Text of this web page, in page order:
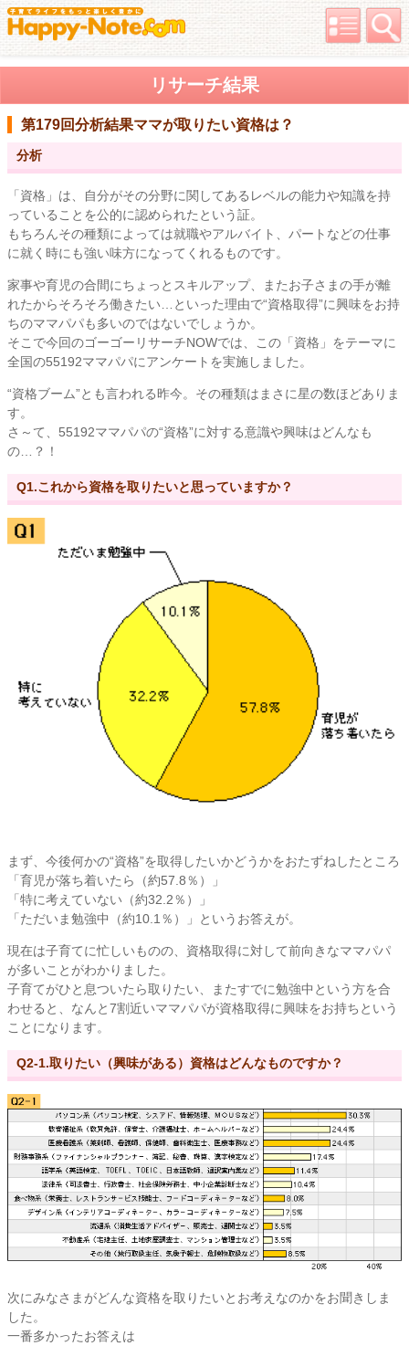
リサーチ結果
第179回分析結果ママが取りたい資格は？
分析
「資格」は、自分がその分野に関してあるレベルの能力や知識を持
っていることを公的に認められたという証。
もちろんその種類によっては就職やアルバイト、パートなどの仕事
に就く時にも強い味方になってくれるものです。
家事や育児の合間にちょっとスキルアップ、またお子さまの手が離
れたからそろそろ働きたい…といった理由で“資格取得”に興味をお持
ちのママパパも多いのではないでしょうか。
そこで今回のゴーゴーリサーチNOWでは、この「資格」をテーマに
全国の55192ママパパにアンケートを実施しました。
“資格ブーム”とも言われる昨今。その種類はまさに星の数ほどありま
す。
さ～て、55192ママパパの“資格”に対する意識や興味はどんなも
の…？！
Q1.これから資格を取りたいと思っていますか？
まず、今後何かの“資格”を取得したいかどうかをおたずねしたところ
「育児が落ち着いたら（約57.8％）」
「特に考えていない（約32.2％）」
「ただいま勉強中（約10.1％）」というお答えが。
現在は子育てに忙しいものの、資格取得に対して前向きなママパパ
が多いことがわかりました。
子育てがひと息ついたら取りたい、またすでに勉強中という方を合
わせると、なんと7割近いママパパが資格取得に興味をお持ちという
ことになります。
Q2-1.取りたい（興味がある）資格はどんなものですか？
次にみなさまがどんな資格を取りたいとお考えなのかをお聞きしま
した。
一番多かったお答えは